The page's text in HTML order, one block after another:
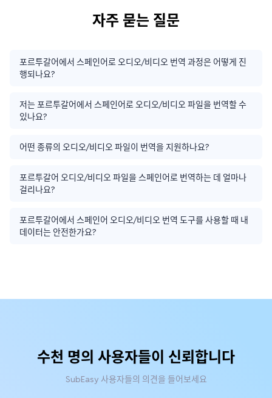
자주 묻는 질문
포르투갈어에서 스페인어로 오디오/비디오 번역 과정은 어떻게 진
행되나요?
저는 포르투갈어에서 스페인어로 오디오/비디오 파일을 번역할 수
있나요?
어떤 종류의 오디오/비디오 파일이 번역을 지원하나요?
포르투갈어 오디오/비디오 파일을 스페인어로 번역하는 데 얼마나
걸리나요?
포르투갈어에서 스페인어 오디오/비디오 번역 도구를 사용할 때 내
데이터는 안전한가요?
수천 명의 사용자들이 신뢰합니다
SubEasy 사용자들의 의견을 들어보세요